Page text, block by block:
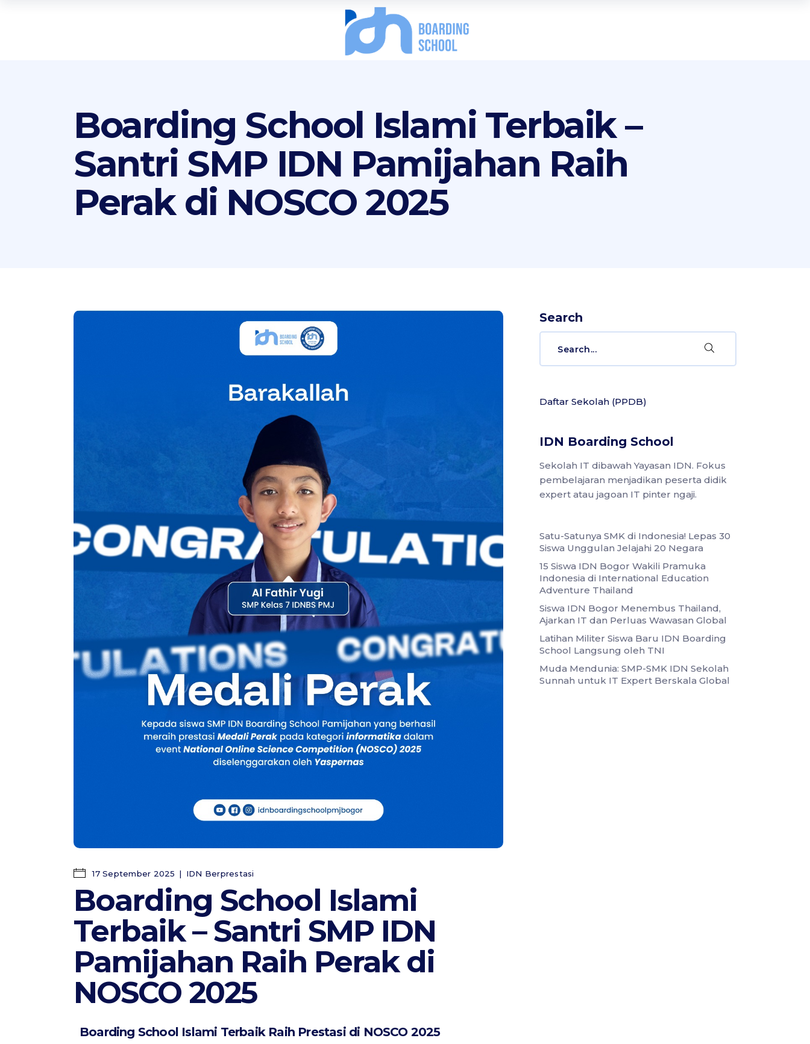
Boarding School Islami Terbaik –
Santri SMP IDN Pamijahan Raih
Perak di NOSCO 2025
17 September 2025 IDN Berprestasi
Boarding School Islami
Terbaik – Santri SMP IDN
Pamijahan Raih Perak di
NOSCO 2025
Boarding School Islami Terbaik Raih Prestasi di NOSCO 2025
Search
Daftar Sekolah (PPDB)
IDN Boarding School
Sekolah IT dibawah Yayasan IDN. Fokus
pembelajaran menjadikan peserta didik
expert atau jagoan IT pinter ngaji.
Satu-Satunya SMK di Indonesia! Lepas 30
Siswa Unggulan Jelajahi 20 Negara
15 Siswa IDN Bogor Wakili Pramuka
Indonesia di International Education
Adventure Thailand
Siswa IDN Bogor Menembus Thailand,
Ajarkan IT dan Perluas Wawasan Global
Latihan Militer Siswa Baru IDN Boarding
School Langsung oleh TNI
Muda Mendunia: SMP-SMK IDN Sekolah
Sunnah untuk IT Expert Berskala Global